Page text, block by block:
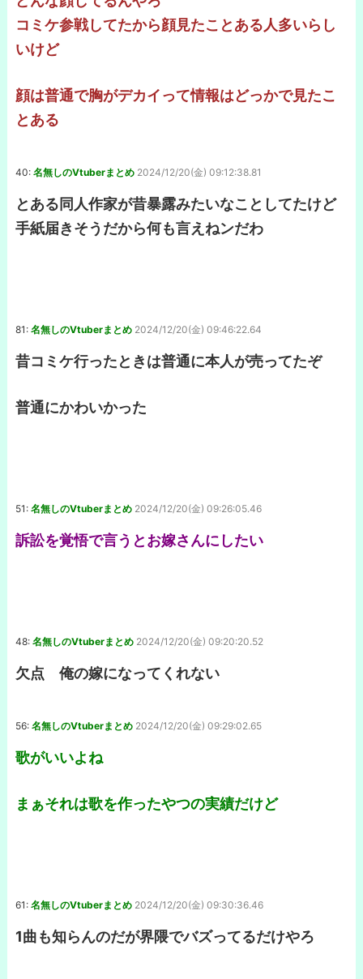
コミケ参戦してたから顔見たことある人多いらし
いけど
顔は普通で胸がデカイって情報はどっかで見たこ
とある
40: 名無しのVtuberまとめ 2024/12/20(金) 09:12:38.81
とある同人作家が昔暴露みたいなことしてたけど
手紙届きそうだから何も言えねンだわ
81: 名無しのVtuberまとめ 2024/12/20(金) 09:46:22.64
昔コミケ行ったときは普通に本人が売ってたぞ
普通にかわいかった
51: 名無しのVtuberまとめ 2024/12/20(金) 09:26:05.46
訴訟を覚悟で言うとお嫁さんにしたい
48: 名無しのVtuberまとめ 2024/12/20(金) 09:20:20.52
欠点 俺の嫁になってくれない
56: 名無しのVtuberまとめ 2024/12/20(金) 09:29:02.65
歌がいいよね
まぁそれは歌を作ったやつの実績だけど
61: 名無しのVtuberまとめ 2024/12/20(金) 09:30:36.46
1曲も知らんのだが界隈でバズってるだけやろ